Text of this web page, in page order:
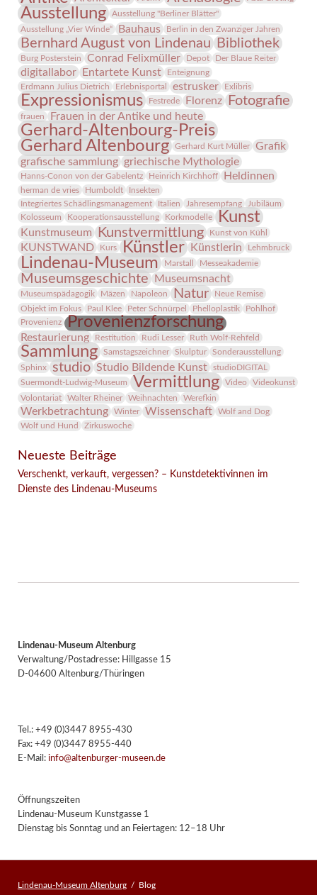
Ausstellung
Ausstellung "Berliner Blätter"
Ausstellung „Vier Winde“
Bauhaus Berlin in den Zwanziger Jahren
Bernhard August von Lindenau Bibliothek
Burg Posterstein Conrad Felixmüller Depot Der Blaue Reiter
digitallabor Entartete Kunst
Enteignung
Erdmann Julius Dietrich
Erlebnisportal estrusker Exlibris
Expressionismus Festrede Florenz Fotografie
frauen Frauen in der Antike und heute
Gerhard-Altenbourg-Preis
Gerhard Altenbourg
Gerhard Kurt Müller
Grafik
grafische sammlung griechische Mythologie
Hanns-Conon von der Gabelentz Heinrich Kirchhoff Heldinnen
herman de vries Humboldt
Insekten
Integriertes Schädlingsmanagement
Italien Jahresempfang
Jubiläum
Kolosseum
Kooperationsausstellung Korkmodelle Kunst
Kunstmuseum Kunstvermittlung Kunst von Kühl
KUNSTWAND Kurs Künstler Künstlerin Lehmbruck
Lindenau-Museum Marstall Messeakademie
Museumsgeschichte Museumsnacht
Museumspädagogik Mäzen Napoleon Natur
Neue Remise
Objekt im Fokus
Paul Klee Peter Schnürpel Phelloplastik
Pohlhof
Provenienz
Provenienzforschung
Restaurierung Restitution Rudi Lesser Ruth Wolf-Rehfeld
Sammlung Samstagszeichner Skulptur
Sonderausstellung
Sphinx
studio Studio Bildende Kunst
studioDIGITAL
Suermondt-Ludwig-Museum
Vermittlung Video
Videokunst
Volontariat
Walter Rheiner Weihnachten Werefkin
Werkbetrachtung Winter Wissenschaft
Wolf and Dog
Wolf und Hund
Zirkuswoche
Neueste Beiträge
Verschenkt, verkauft, vergessen? – Kunstdetektivinnen im
Dienste des Lindenau-Museums
Lindenau-Museum Altenburg
Verwaltung/Postadresse: Hillgasse 15
D-04600 Altenburg/Thüringen
Tel.: +49 (0)3447 8955-430
Fax: +49 (0)3447 8955-440
E-Mail: info@altenburger-museen.de
Öffnungszeiten
Lindenau-Museum Kunstgasse 1
Dienstag bis Sonntag und an Feiertagen: 12–18 Uhr
Lindenau-Museum Altenburg Blog